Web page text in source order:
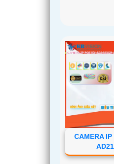
CAMERA